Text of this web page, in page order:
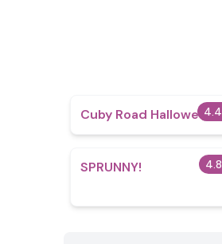
4.4
Cuby Road Halloween
4.8
SPRUNNY!